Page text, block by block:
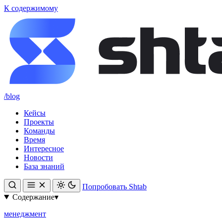
К содержимому
/blog
Кейсы
Проекты
Команды
Время
Интересное
Новости
База знаний
Попробовать Shtab
Содержание▾
менеджмент